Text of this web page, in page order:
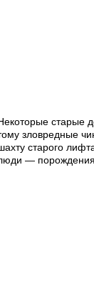
старые
зловредные
старого
—